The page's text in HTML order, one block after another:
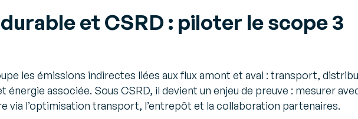
gestion
de
Gestion des
commandes, order
Encaissement
Encaissez sous toutes
EDI & API
Modernisez vos
TradeXpress Infinity
Optez pour une
Nos partenaires
Notre écosystème de partenaires
actualités pour rester informé
tendances métiers
et conseils d’experts
vos processus métiers
Glossaire
Définition de concepts métiers, de A à Z
Conseil
Pour relever vos défis professionnels
Formation
Pour devenir expert de nos
et CSRD : piloter le scope 3
les émissions indirectes liées aux flux amont et aval : transport,
énergie associée. Sous CSRD, il devient un enjeu de preuve : mesurer
via l’optimisation transport, l’entrepôt et la collaboration partenaires.